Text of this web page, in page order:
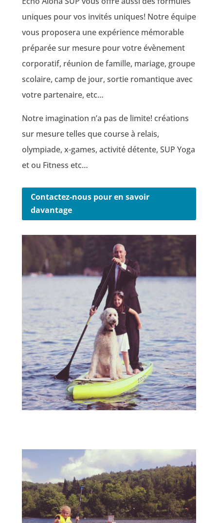
uniques pour vos invités uniques! Notre équipe
vous proposera une expérience mémorable
préparée sur mesure pour votre évènement
corporatif, réunion de famille, mariage, groupe
scolaire, camp de jour, sortie romantique avec
votre partenaire, etc…
Notre imagination n’a pas de limite! créations
sur mesure telles que course à relais,
olympiade, x-games, activité détente, SUP Yoga
et ou Fitness etc…
Contactez-nous pour en savoir
davantage